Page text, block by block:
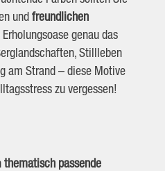
undfreundlichen
genau das
Stillleben
am Strand – diese Motive
zu vergessen!
thematisch passende